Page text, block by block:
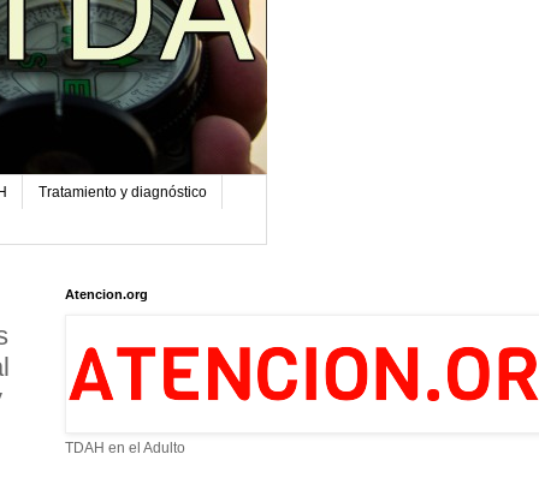
Tratamiento y diagnóstico
Atencion.org
TDAH en el Adulto